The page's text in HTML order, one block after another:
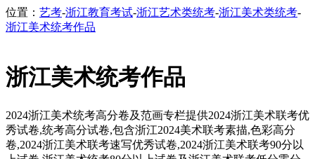
位置： 艺考-浙江教育考试-浙江艺术类统考-浙江美术类统考-
浙江美术统考作品
浙江美术统考作品
2024浙江美术统考高分卷及范画专栏提供2024浙江美术联考优
秀试卷,统考高分试卷,包含浙江2024美术联考素描,色彩高分
卷,2024浙江美术联考速写优秀试卷,2024浙江美术联考90分以